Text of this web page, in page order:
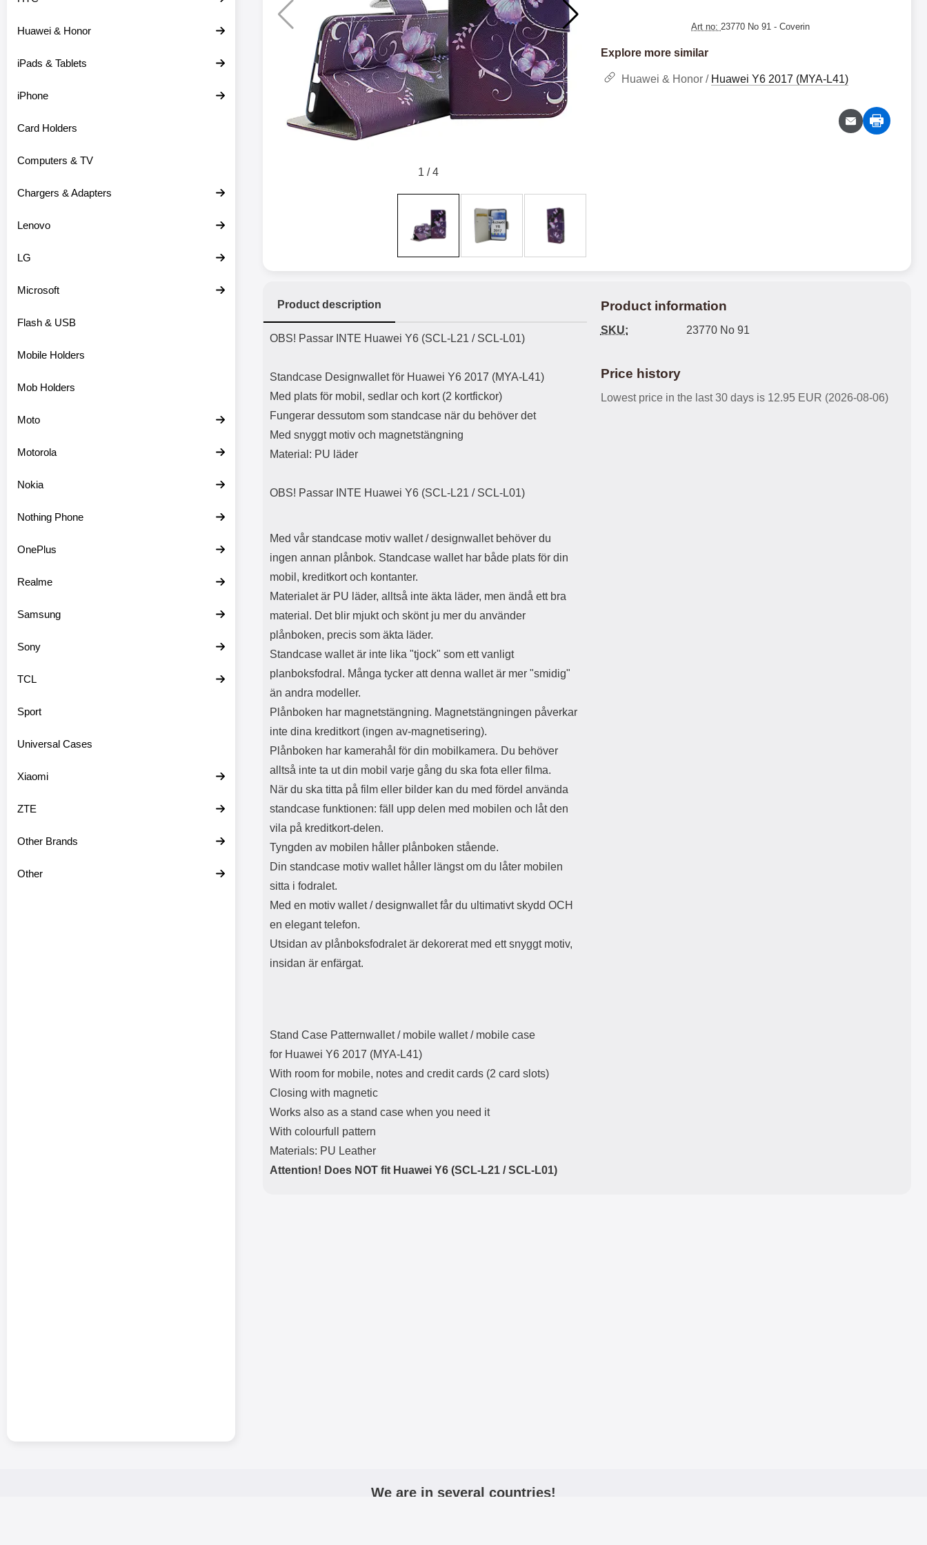
Huawei & Honor
iPads & Tablets
iPhone
Card Holders
Computers & TV
Chargers & Adapters
Lenovo
LG
Microsoft
Flash & USB
Mobile Holders
Mob Holders
Moto
Motorola
Nokia
Nothing Phone
OnePlus
Realme
Samsung
Sony
TCL
Sport
Universal Cases
Xiaomi
ZTE
Other Brands
Other
1 /4
Art no:23770 No 91- Coverin
Explore more similar
Huawei & Honor / Huawei Y6 2017 (MYA-L41)
Product description
Product description
OBS! Passar INTE Huawei Y6 (SCL-L21 / SCL-L01)
Standcase Designwalletför Huawei Y6 2017 (MYA-L41)
Med plats för mobil, sedlar och kort (2 kortfickor)
Fungerar dessutom som standcase när du behöver det
Med snyggt motiv och magnetstängning
Material: PU läder
OBS! Passar INTE Huawei Y6 (SCL-L21 / SCL-L01)
Med vår standcase motiv wallet / designwallet behöver du
ingen annan plånbok. Standcase wallet har både plats för din
mobil, kreditkort och kontanter.
Materialet är PU läder, alltså inte äkta läder, men ändå ett bra
material. Det blir mjukt och skönt ju mer du använder
plånboken, precis som äkta läder.
Standcase wallet är inte lika "tjock" som ett vanligt
planboksfodral. Många tycker att denna wallet är mer "smidig"
än andra modeller.
Plånboken har magnetstängning. Magnetstängningen påverkar
inte dina kreditkort (ingen av-magnetisering).
Plånboken har kamerahål för din mobilkamera. Du behöver
alltså inte ta ut din mobil varje gång du ska fota eller filma.
När du ska titta på film eller bilder kan du med fördel använda
standcase funktionen: fäll upp delen med mobilen och låt den
vila på kreditkort-delen.
Tyngden av mobilen håller plånboken stående.
Din standcase motiv wallet håller längst om du låter mobilen
sitta i fodralet.
Med en motiv wallet / designwallet får du ultimativt skydd OCH
en elegant telefon.
Utsidan av plånboksfodralet är dekorerat med ett snyggt motiv,
insidan är enfärgat.
Stand Case Patternwallet / mobile wallet / mobile case
for Huawei Y6 2017 (MYA-L41)
With room for mobile, notes and credit cards (2 card slots)
Closing with magnetic
Works also as a stand case when you need it
With colourfull pattern
Materials: PU Leather
Attention! Does NOT fit Huawei Y6 (SCL-L21 / SCL-L01)
Product information
SKU: 23770 No 91
Price history
Lowest price in the last 30 days is 12.95 EUR (2026-08-06)
We are in several countries!